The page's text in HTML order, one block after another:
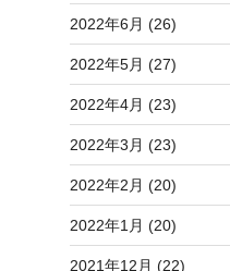
2022年6月 (26)
2022年5月 (27)
2022年4月 (23)
2022年3月 (23)
2022年2月 (20)
2022年1月 (20)
2021年12月 (22)